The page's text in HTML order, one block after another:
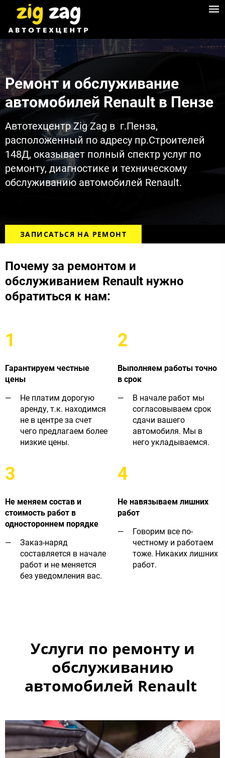
Ремонт и обслуживание
автомобилей Renault в Пензе​
Автотехцентр Zig Zag в г.Пенза,
расположенный по адресу пр.Строителей
148Д, оказывает полный спектр услуг по
ремонту, диагностике и техническому
обслуживанию автомобилей Renault.
ЗАПИСАТЬСЯ НА РЕМОНТ
Почему за ремонтом и
обслуживанием Renault ​нужно
обратиться к нам:​
1
Гарантируем честные
цены
Не платим дорогую
аренду, т.к. находимся
не в центре за счет
чего предлагаем более
низкие цены.
2
Выполняем работы точно
в срок
В начале работ мы
согласовываем срок
сдачи вашего
автомобиля. Мы в
него укладываемся.
3
Не меняем состав и
стоимость работ в
одностороннем порядке
Заказ-наряд
составляется в начале
работ и не меняется
без уведомления вас.
4
Не навязываем лишних
работ
Говорим все по-
честному и работаем
тоже. Никаких лишних
работ.
Услуги по ремонту и
обслуживанию
автомобилей Renault ​